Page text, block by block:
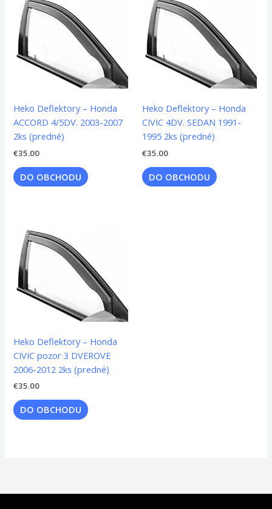
Heko Deflektory – Honda
ACCORD 4/5DV. 2003-2007
2ks (predné)
€35.00
DO OBCHODU
Heko Deflektory – Honda
CIVIC 4DV. SEDAN 1991-
1995 2ks (predné)
€35.00
DO OBCHODU
Heko Deflektory – Honda
CIVIC pozor 3 DVEROVE
2006-2012 2ks (predné)
€35.00
DO OBCHODU